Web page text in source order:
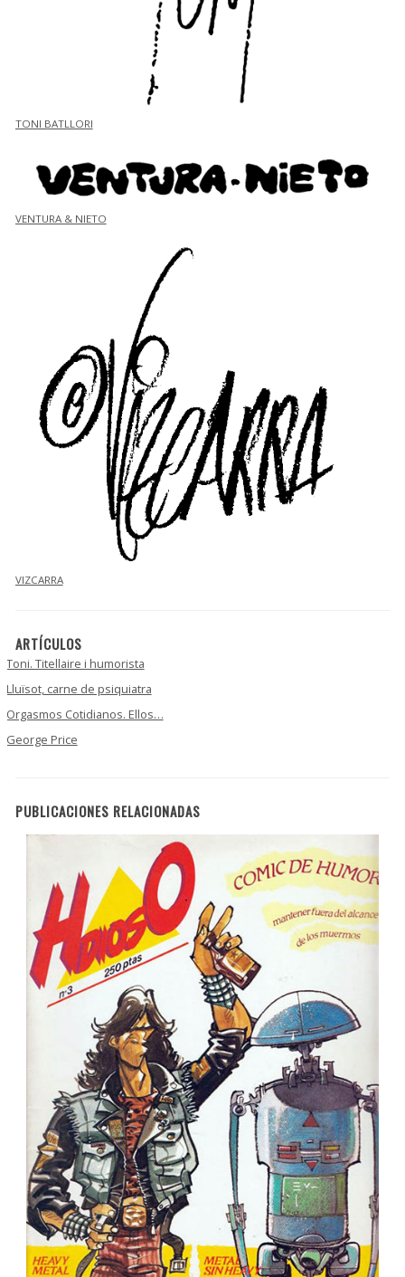
TONI BATLLORI
VENTURA & NIETO
VIZCARRA
ARTÍCULOS
Toni. Titellaire i humorista
Lluïsot, carne de psiquiatra
Orgasmos Cotidianos. Ellos…
George Price
PUBLICACIONES RELACIONADAS